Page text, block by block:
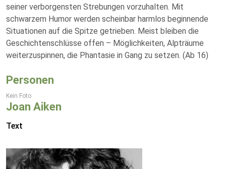
seiner verborgensten Strebungen vorzuhalten. Mit
schwarzem Humor werden scheinbar harmlos beginnende
Situationen auf die Spitze getrieben. Meist bleiben die
Geschichtenschlüsse offen – Möglichkeiten, Alpträume
weiterzuspinnen, die Phantasie in Gang zu setzen. (Ab 16)
Personen
Kein Foto
Joan Aiken
Text